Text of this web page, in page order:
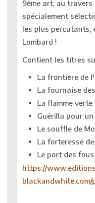
9ème art, au travers
spécialement
les plus percutants,
Lombard !
Contient les titres
La frontière de
La fournaise
La flamme
Guérilla pour
Le souffle de
La forteresse
Le port des fous
https://